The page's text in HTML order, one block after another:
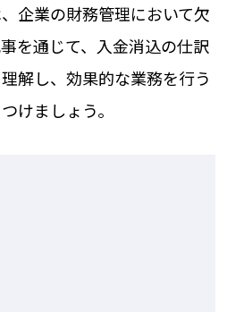
企業の財務管理において欠
を通じて、入金消込の仕訳
解し、効果的な業務を行う
けましょう。